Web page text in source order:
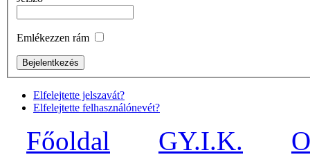
Emlékezzen rám
Elfelejtette jelszavát?
Elfelejtette felhasználónevét?
Főoldal GY.I.K.